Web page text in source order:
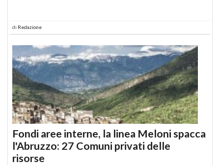
di Redazione
Fondi aree interne, la linea Meloni spacca
l'Abruzzo: 27 Comuni privati delle
risorse